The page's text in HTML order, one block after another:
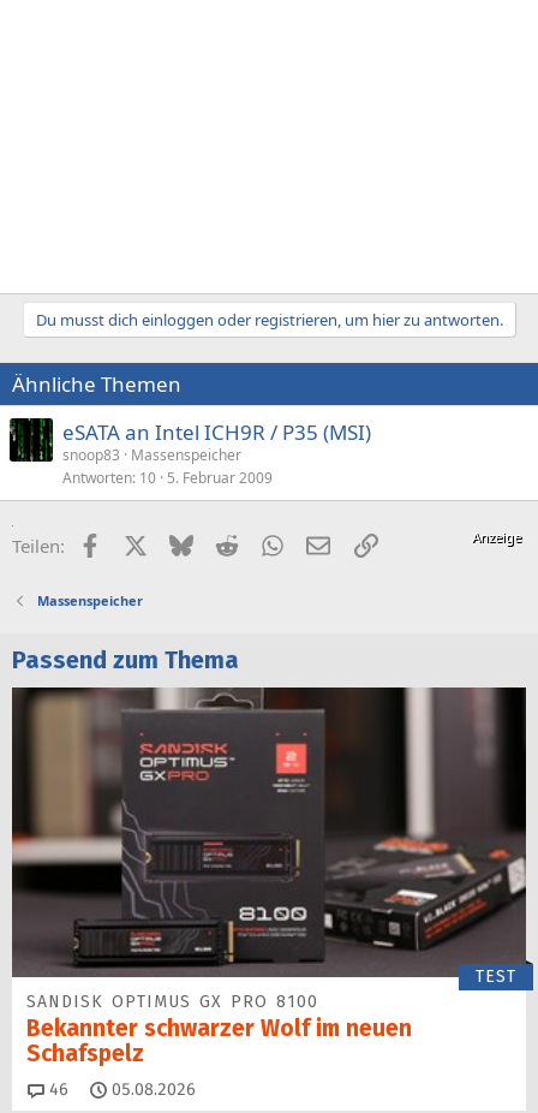
Du musst dich einloggen oder registrieren, um hier zu antworten.
Ähnliche Themen
eSATA an Intel ICH9R / P35 (MSI)
snoop83
Massenspeicher
Antworten 10 5. Februar 2009
Teilen: FacebookX (Twitter)
BlueskyRedditWhatsApp
E-MailLink
Massenspeicher
Passend zum Thema
TEST
SANDISK OPTIMUS GX PRO 8100
Bekannter schwarzer Wolf im neuen
Schafspelz
46 Kommentare
05.08.2026